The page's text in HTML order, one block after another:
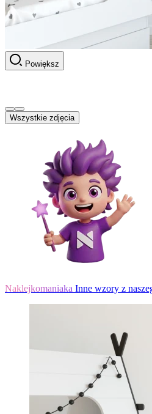
Powiększ
Wszystkie zdjęcia
Naklejkomaniaka Inne wzory z